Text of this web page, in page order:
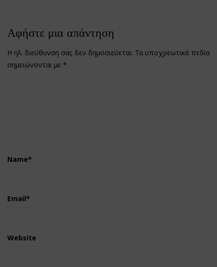
Αφήστε μια απάντηση
Η ηλ. διεύθυνση σας δεν δημοσιεύεται. Τα υποχρεωτικά πεδία
σημειώνονται με *
Name*
Email*
Website